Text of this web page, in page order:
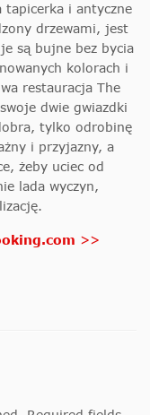
tapicerka i antyczne
drzewami, jest
są bujne bez bycia
kolorach i
restauracja The
dwie gwiazdki
tylko odrobinę
i przyjazny, a
żeby uciec od
lada wyczyn,
>>